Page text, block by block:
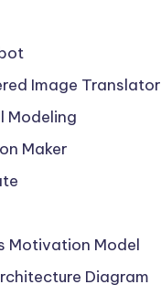
Image Translator
Modeling
Maker
Motivation Model
Diagram